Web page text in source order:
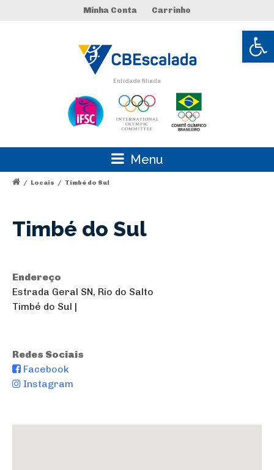
Abrir
Minha Conta Carrinho
Entidade filiada
Menu
/ Locais / Timbé do Sul
Timbé do Sul
Endereço
Estrada Geral SN, Rio do Salto
Timbé do Sul |
Redes Sociais
Facebook
Instagram